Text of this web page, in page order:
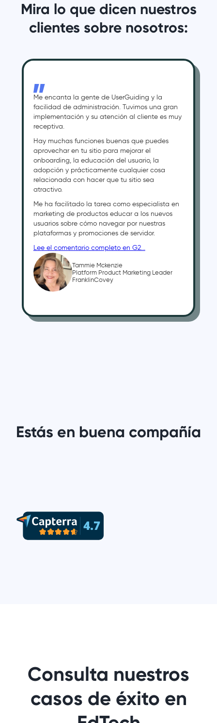
Mira lo que dicen nuestros
clientes sobre nosotros:
Me encanta la gente de UserGuiding y la
facilidad de administración. Tuvimos una gran
implementación y su atención al cliente es muy
receptiva.
Hay muchas funciones buenas que puedes
aprovechar en tu sitio para mejorar el
onboarding, la educación del usuario, la
adopción y prácticamente cualquier cosa
relacionada con hacer que tu sitio sea
atractivo.
Me ha facilitado la tarea como especialista en
marketing de productos educar a los nuevos
usuarios sobre cómo navegar por nuestras
plataformas y promociones de servidor.
Lee el comentario completo en G2...
Tammie Mckenzie
Platform Product Marketing Leader
FranklinCovey
Estás en buena compañía
Consulta nuestros
casos de éxito en